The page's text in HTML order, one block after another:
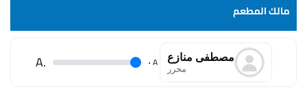
مالك المطعم
مصطفى منازع
محرر A
.
.A